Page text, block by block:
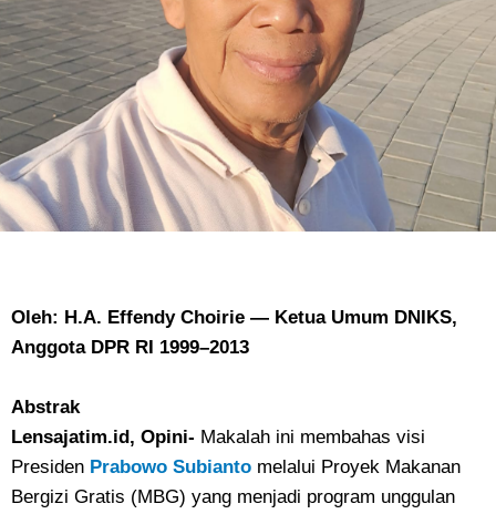
Oleh: H.A. Effendy Choirie — Ketua Umum DNIKS,
Anggota DPR RI 1999–2013
Abstrak
Lensajatim.id, Opini- Makalah ini membahas visi
Presiden Prabowo Subianto melalui Proyek Makanan
Bergizi Gratis (MBG) yang menjadi program unggulan